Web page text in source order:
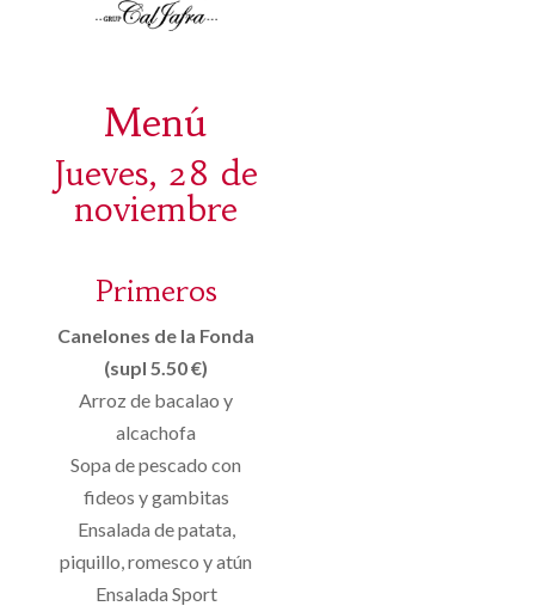
Menú
Jueves, 28 de
noviembre
Primeros
Canelones de la Fonda
(supl 5.50 €)
Arroz de bacalao y
alcachofa
Sopa de pescado con
fideos y gambitas
Ensalada de patata,
piquillo, romesco y atún
Ensalada Sport